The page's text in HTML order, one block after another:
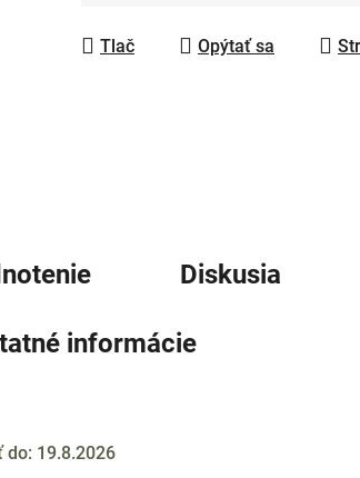
Tlač
Opýtať sa
Diskusia
informácie
do: 19.8.2026